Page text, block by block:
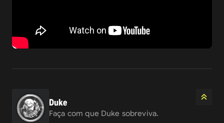
Duke
Faça com que Duke sobreviva.